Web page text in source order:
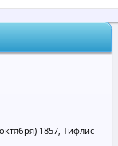
1857, Тифлис